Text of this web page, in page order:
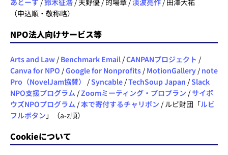
（申込順・敬称略）
NPO法人向けサービス等
Arts and Law / Benchmark Email /CANPANプロジェクト /
Canva for NPO /Google for Nonprofits / MotionGallery / note
Pro（NovelJam協賛）
/Syncable /TechSoup Japan /Slack
NPO支援プログラム /Zoomミーティング・プロプラン /サイボ
ウズNPOプログラム /本で寄付するチャリボン / ルビ財団「ルビ
フルボタン 」（a-z順）
Cookieについて